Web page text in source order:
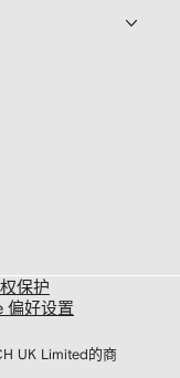
保护
偏好设置
UK Limited的商